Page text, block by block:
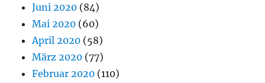
Juni 2020 (84)
Mai 2020 (60)
April 2020 (58)
März 2020 (77)
Februar 2020 (110)